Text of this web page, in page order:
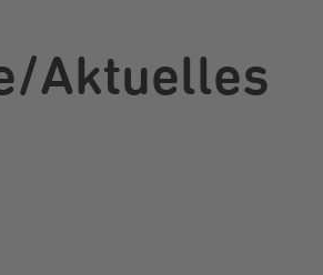
Aktuelles